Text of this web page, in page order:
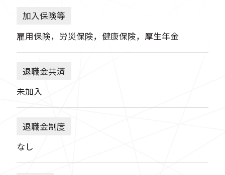
加入保険等
雇用保険，労災保険，健康保険，厚生年金
退職金共済
未加入
退職金制度
なし